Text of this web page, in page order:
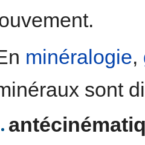
minéralogie,
sont